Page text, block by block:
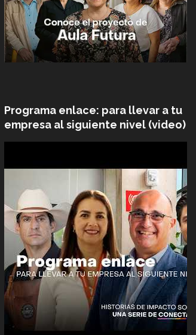
Programa enlace: para llevar a tu
empresa al siguiente nivel (video)